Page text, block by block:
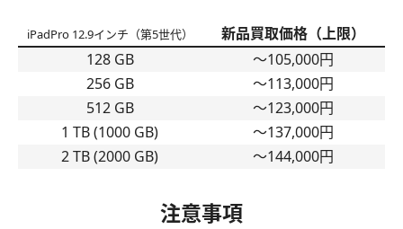
iPadPro 12.9インチ（第5世代）
新品買取価格（上限）
128 GB
〜105,000円
256 GB
〜113,000円
512 GB
〜123,000円
1 TB (1000 GB)
〜137,000円
2 TB (2000 GB)
〜144,000円
注意事項